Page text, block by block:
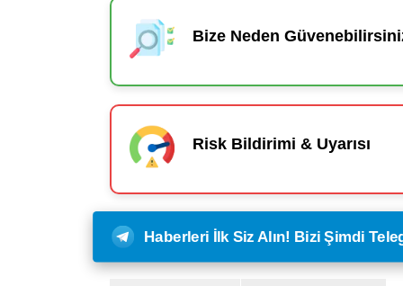
Bize Neden
Risk Bildirimi & Uyarısı
Haberleri İlk Siz Alın! Bizi Şimdi